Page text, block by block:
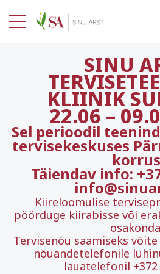
SINU
KLIINIK
22.06 –
Sel perioodil
tervisekeskuses
korrus
Täiendav info:
Kiireloomulise
pöörduge kiirabisse või
Tervisenõu saamiseks
nõuandetelefonile
lauatelefonil +372